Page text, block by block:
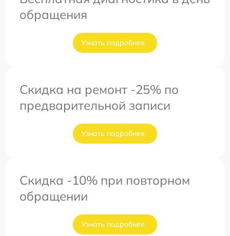
обращения
Узнать подробнее
Скидка на ремонт -25% по
предварительной записи
Узнать подробнее
Скидка -10% при повторном
обращении
Узнать подробнее